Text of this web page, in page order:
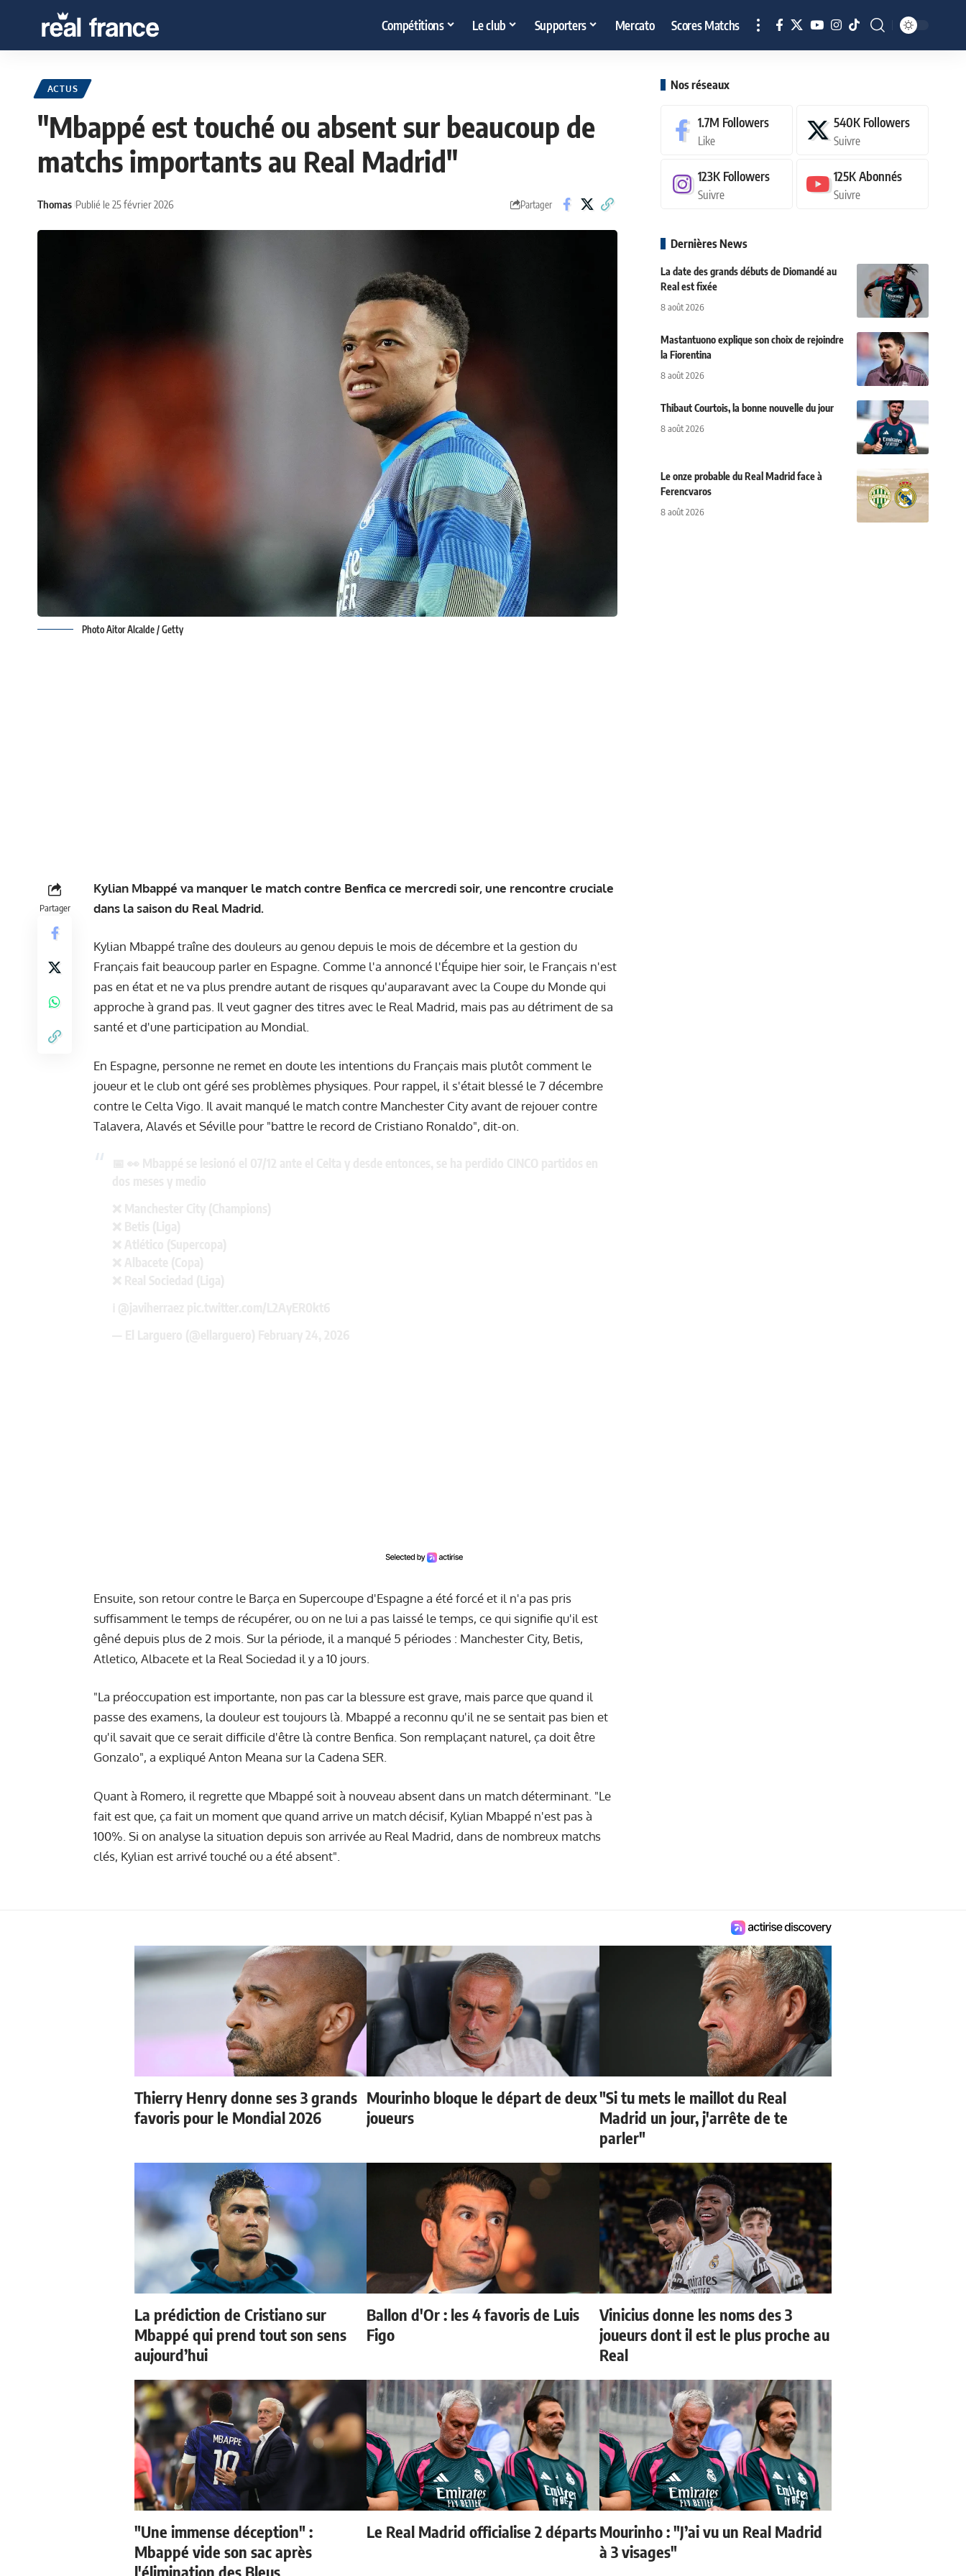
Compétitions Le club Supporters Mercato Scores Matchs
ACTUS
"Mbappé est touché ou absent sur beaucoup de
matchs importants au Real Madrid"
Thomas Publié le 25 février 2026 Partager
Photo Aitor Alcalde / Getty
Partager
Kylian Mbappé va manquer le match contre Benfica ce mercredi soir, une rencontre cruciale
dans la saison du Real Madrid.
Kylian Mbappé traîne des douleurs au genou depuis le mois de décembre et la gestion du
Français fait beaucoup parler en Espagne. Comme l'a annoncé l'Équipe hier soir, le Français n'est
pas en état et ne va plus prendre autant de risques qu'auparavant avec la Coupe du Monde qui
approche à grand pas. Il veut gagner des titres avec le Real Madrid, mais pas au détriment de sa
santé et d'une participation au Mondial.
En Espagne, personne ne remet en doute les intentions du Français mais plutôt comment le
joueur et le club ont géré ses problèmes physiques. Pour rappel, il s'était blessé le 7 décembre
contre le Celta Vigo. Il avait manqué le match contre Manchester City avant de rejouer contre
Talavera, Alavés et Séville pour "battre le record de Cristiano Ronaldo", dit-on.
Ensuite, son retour contre le Barça en Supercoupe d'Espagne a été forcé et il n'a pas pris
suffisamment le temps de récupérer, ou on ne lui a pas laissé le temps, ce qui signifie qu'il est
gêné depuis plus de 2 mois. Sur la période, il a manqué 5 périodes : Manchester City, Betis,
Atletico, Albacete et la Real Sociedad il y a 10 jours.
"La préoccupation est importante, non pas car la blessure est grave, mais parce que quand il
passe des examens, la douleur est toujours là. Mbappé a reconnu qu'il ne se sentait pas bien et
qu'il savait que ce serait difficile d'être là contre Benfica. Son remplaçant naturel, ça doit être
Gonzalo", a expliqué Anton Meana sur la Cadena SER.
Quant à Romero, il regrette que Mbappé soit à nouveau absent dans un match déterminant. "Le
fait est que, ça fait un moment que quand arrive un match décisif, Kylian Mbappé n'est pas à
100%. Si on analyse la situation depuis son arrivée au Real Madrid, dans de nombreux matchs
clés, Kylian est arrivé touché ou a été absent".
Nos réseaux
1.7M Followers
Like
540K Followers
Suivre
123K Followers
Suivre
125KAbonnés
Suivre
Dernières News
La date des grands débuts de Diomandé au
Real est fixée
8 août 2026
Mastantuono explique son choix de rejoindre
la Fiorentina
8 août 2026
Thibaut Courtois, la bonne nouvelle du jour
8 août 2026
Le onze probable du Real Madrid face à
Ferencvaros
8 août 2026
Thierry Henry donne ses 3 grands
favoris pour le Mondial 2026
Mourinho bloque le départ de deux
joueurs
"Si tu mets le maillot du Real
Madrid un jour, j'arrête de te
parler"
La prédiction de Cristiano sur
Mbappé qui prend tout son sens
aujourd’hui
Ballon d'Or : les 4 favoris de Luis
Figo
Vinicius donne les noms des 3
joueurs dont il est le plus proche au
Real
"Une immense déception" :
Mbappé vide son sac après
l'élimination des Bleus
Le Real Madrid officialise 2 départsMourinho : "J’ai vu un Real Madrid
à 3 visages"